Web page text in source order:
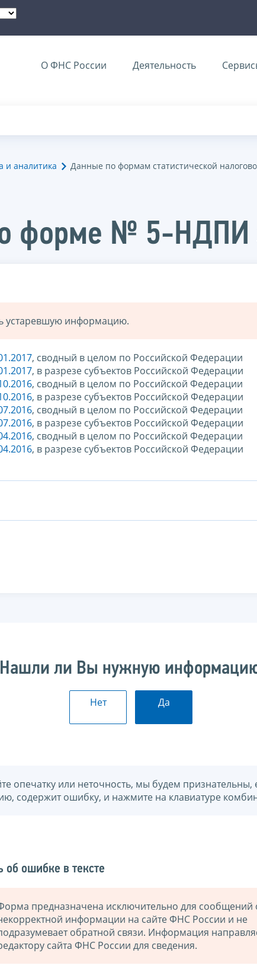
О ФНС России Деятельность
и аналитика Данные по формам статистической
форме № 5-НДПИ
устаревшую информацию.
, сводный в целом по Российской Федерации
, в разрезе субъектов Российской Федерации
, сводный в целом по Российской Федерации
, в разрезе субъектов Российской Федерации
, сводный в целом по Российской Федерации
, в разрезе субъектов Российской Федерации
, сводный в целом по Российской Федерации
, в разрезе субъектов Российской Федерации
Нашли ли Вы нужную
Нет Да
опечатку или неточность, мы будем
содержит ошибку, и нажмите на клавиатуре
об ошибке в тексте
предназначена исключительно для сообщений
информации на сайте ФНС России и не
обратной связи. Информация
сайта ФНС России для сведения.